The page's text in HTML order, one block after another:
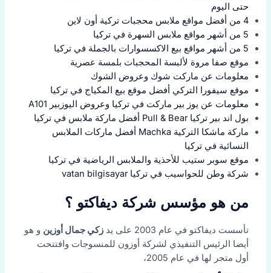
حتى اليوم
4 من أفضل مواقع ملابس محجبات تركية أون لاين
5 من أشهر مواقع ملابس السهرة في تركيا
5 من أشهر مواقع بيع الاكسسوارات بالجملة في تركيا
موقع صفا مروة لألبسة المحجبات بلمسة عصرية
معلومات عن ماركت شوك وعروض الشوك
موقع سيفورا التركي أفضل موقع بيع المكياج في تركيا
معلومات عن يوز بير ماركت في تركيا وعروض اليوزبير A101
بول اند بير تركيا Pull & Bear أفضل ماركة ملابس في تركيا
ماركة ماشكا التركية Machka أفضل ماركات الملابس
النسائية في تركيا
موقع سوبر ستيب للأحذية والملابس الرياضية في تركيا
شركة وطن للحواسيب في تركيا vatan bilgisayar
من هو مؤسس شركة ديفاكتو ؟
تأسست ديفاكتو في عام 2003 على يد زكي جمال أوزين و هو
أيضا الرئيس التنفيذي لشركة أوزون للمنسوجات وافتتحت
أول متجر لها في عام 2005،